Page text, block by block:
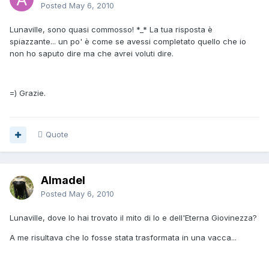
Posted May 6, 2010
Lunaville, sono quasi commosso! *_* La tua risposta è
spiazzante... un po' è come se avessi completato quello che io
non ho saputo dire ma che avrei voluti dire.
=) Grazie.
Quote
Almadel
Posted May 6, 2010
Lunaville, dove lo hai trovato il mito di Io e dell'Eterna Giovinezza?
A me risultava che Io fosse stata trasformata in una vacca...